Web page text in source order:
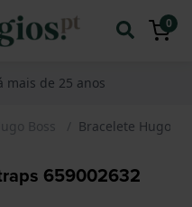
0
mais de 25 anos
Boss Bracelete Hugo
659002632